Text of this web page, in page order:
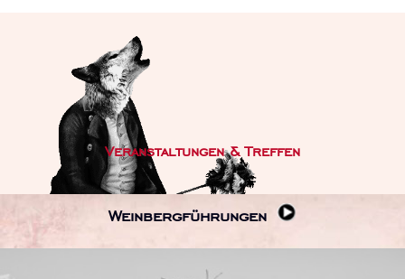
Veranstaltungen & Treffen
Weinbergführungen